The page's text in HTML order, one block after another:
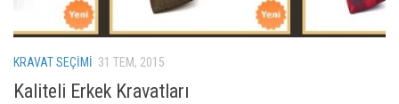
KRAVAT SEÇIMI 31 TEM, 2015
Kaliteli Erkek Kravatları